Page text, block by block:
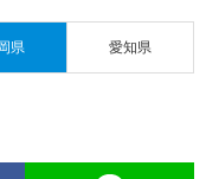
県 愛知県